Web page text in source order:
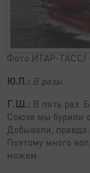
Фото ИТАР-ТАСС/
Ю.П.: В разы.
Г.Ш.: В пять раз.
Союзе мы бурили
Добывали,
Поэтому много
можем.